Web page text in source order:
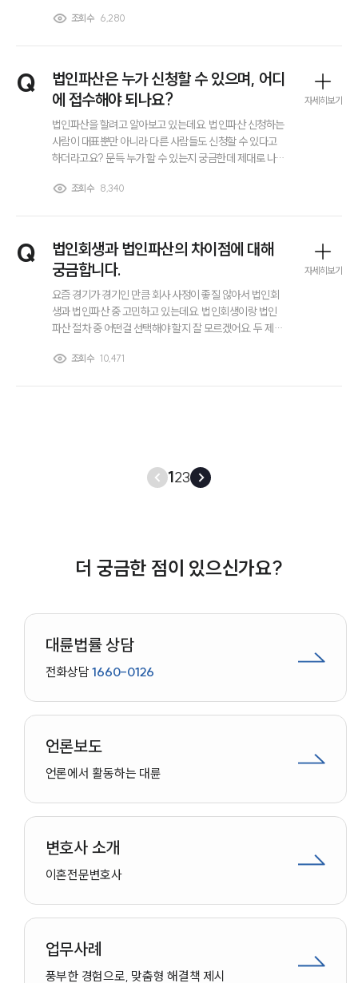
만화로 보는 사례
감사합니다.
조회수 6,280
Q
법인파산은 누가 신청할 수 있으며, 어디
에 접수해야 되나요?
법인파산을 할려고 알아보고 있는데요. 법인파산 신청하는
사람이 대표뿐만 아니라 다른 사람들도 신청할 수 있다고
하더라고요? 문득 누가 할 수 있는지 궁금한데 제대로 나와
요? 그리고 어디에 접수하면 되는건가요?
조회수 8,340
자세히보기
Q
법인회생과 법인파산의 차이점에 대해
궁금합니다.
요즘 경기가 경기인 만큼 회사 사정이 좋질 않아서 법인회
생과 법인파산 중 고민하고 있는데요. 법인회생이랑 법인
파산 절차 중 어떤걸 선택해야 할지 잘 모르겠어요. 두 제도
각 어떤 상황에서 선택하는게 맞는 건지 설명 부탁드려요.
조회수 10,471
자세히보기
123
더 궁금한 점이 있으신가요?
대륜법률 상담
전화상담1660-0126
언론보도
언론에서 활동하는 대륜
변호사 소개
이혼전문변호사
업무사례
풍부한 경험으로, 맞춤형 해결책 제시